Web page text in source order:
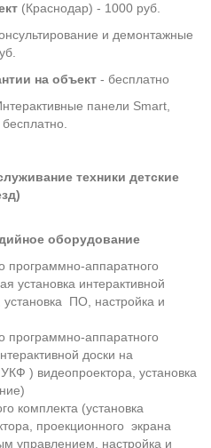
(Краснодар) - 1000 руб.
и демонтажные
на объект - бесплатно
панели Smart,
техники детские
оборудование
программно-аппаратного
установка интерактивной
установка ПО, настройка и
программно-аппаратного
доски на
) видеопроектора, установка
комплекта (установка
проекционного экрана
управлением, настройка и